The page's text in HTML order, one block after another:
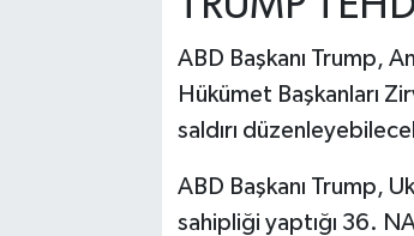
ABD Başkanı Trump,
Hükümet Başkanları
saldırı
ABD Başkanı Trump,
sahipliği yaptığı 36.⁠